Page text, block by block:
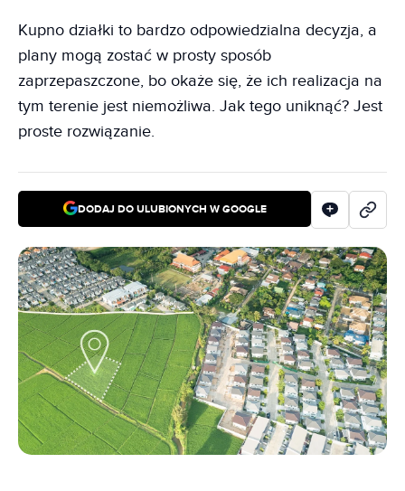
Kupno działki to bardzo odpowiedzialna decyzja, a
plany mogą zostać w prosty sposób
zaprzepaszczone, bo okaże się, że ich realizacja na
tym terenie jest niemożliwa. Jak tego uniknąć? Jest
proste rozwiązanie.
DODAJ DO ULUBIONYCH W GOOGLE